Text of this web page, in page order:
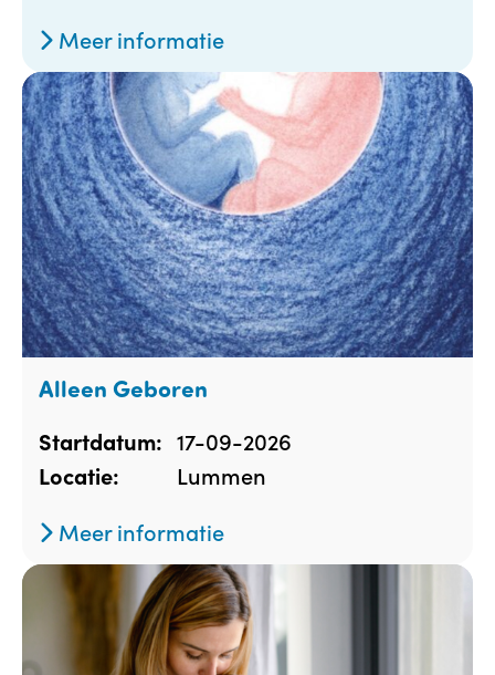
Meer informatie
Alleen Geboren
Startdatum: 17-09-2026
Locatie:
Lummen
Meer informatie